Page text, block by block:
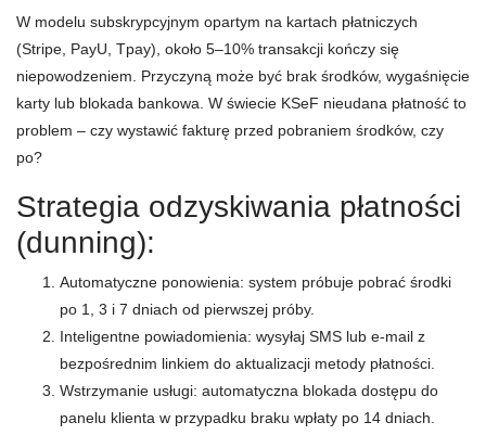
W modelu subskrypcyjnym opartym na kartach płatniczych
(Stripe, PayU, Tpay), około 5–10% transakcji kończy się
niepowodzeniem. Przyczyną może być brak środków, wygaśnięcie
karty lub blokada bankowa. W świecie KSeF nieudana płatność to
problem – czy wystawić fakturę przed pobraniem środków, czy
po?
Strategia odzyskiwania płatności
(dunning):
Automatyczne ponowienia: system próbuje pobrać środki
po 1, 3 i 7 dniach od pierwszej próby.
Inteligentne powiadomienia: wysyłaj SMS lub e-mail z
bezpośrednim linkiem do aktualizacji metody płatności.
Wstrzymanie usługi: automatyczna blokada dostępu do
panelu klienta w przypadku braku wpłaty po 14 dniach.